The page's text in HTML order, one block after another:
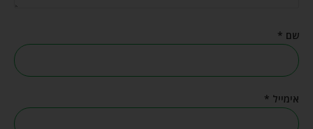
שם *
אימייל *